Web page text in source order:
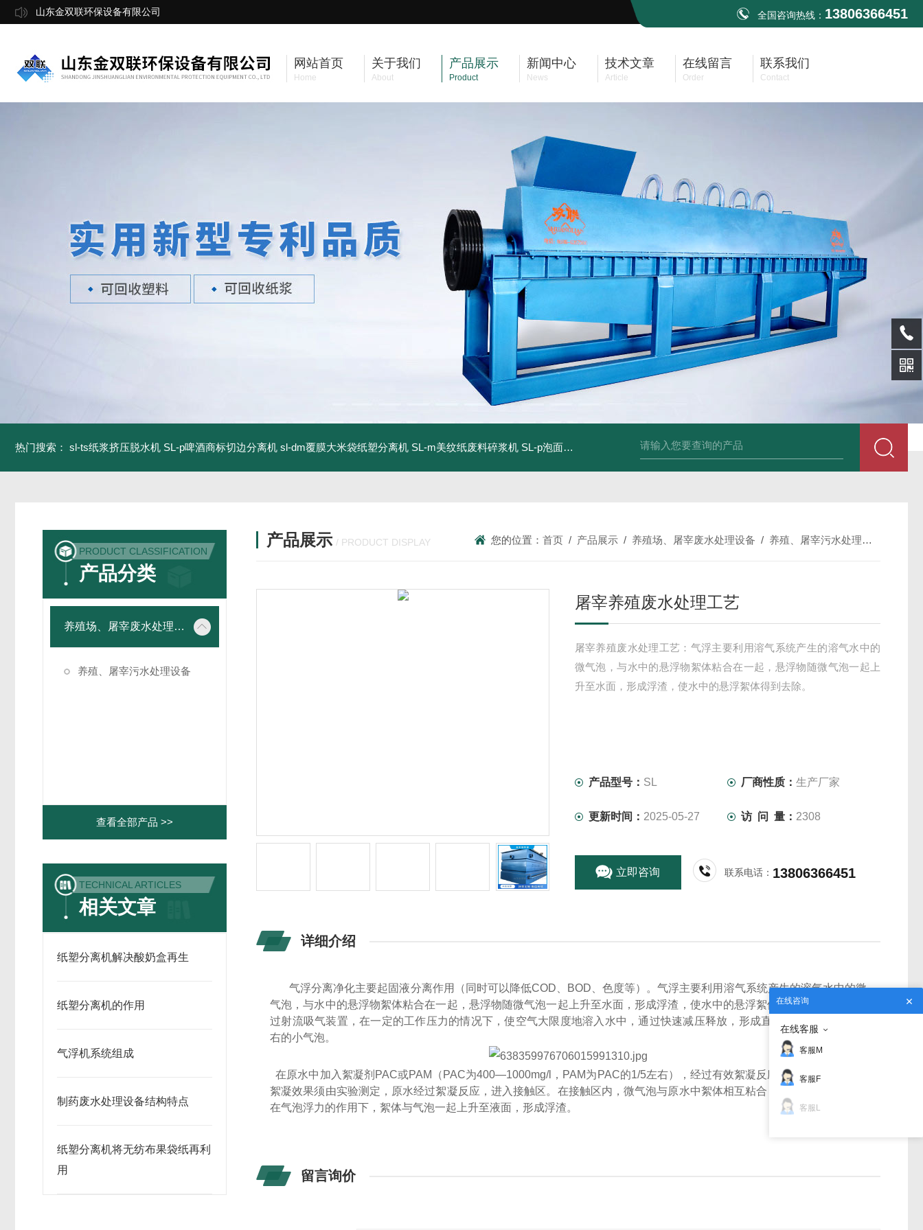
山东金双联环保设备有限公司 全国咨询热线： 13806366451
网站首页
Home
关于我们
About
产品展示
Product
新闻中心
News
技术文章
Article
在线留言
Order
联系我们
Contact
热门搜索： sl-ts纸浆挤压脱水机 SL-p啤酒商标切边分离机 sl-dm覆膜大米袋纸塑分离机 SL-m美纹纸废料碎浆机 SL-p泡面盖纸塑分离机 sl-d镀铝膜分离清洗机 SL-wl转鼓式纸浆浓缩机 SL-l离型纸碎浆机
PRODUCT CLASSIFICATION
产品分类
养殖场、屠宰废水处理设备
养殖、屠宰污水处理设备
查看全部产品 >>
TECHNICAL ARTICLES
相关文章
纸塑分离机解决酸奶盒再生
纸塑分离机的作用
气浮机系统组成
制药废水处理设备结构特点
纸塑分离机将无纺布果袋纸再利
用
产品展示 / PRODUCT DISPLAY 您的位置：首页 / 产品展示 / 养殖场、屠宰废水处理设备 / 养殖、屠宰污水处理设备
屠宰养殖废水处理工艺
屠宰养殖废水处理工艺：气浮主要利用溶气系统产生的溶气水中的
微气泡，与水中的悬浮物絮体粘合在一起，悬浮物随微气泡一起上
升至水面，形成浮渣，使水中的悬浮絮体得到去除。
产品型号： SL 厂商性质：生产厂家
更新时间： 2025-05-27 访 问 量： 2308
立即咨询 联系电话： 13806366451
详细介绍
气浮分离净化主要起固液分离作用（同时可以降低COD、BOD、色度等）。气浮主要利用溶气系统产生的溶气水中的微
气泡，与水中的悬浮物絮体粘合在一起，悬浮物随微气泡一起上升至水面，形成浮渣，使水中的悬浮絮体得到去除。清水经
过射流吸气装置，在一定的工作压力的情况下，使空气大限度地溶入水中，通过快速减压释放，形成直径在30um~50um左
右的小气泡。
在原水中加入絮凝剂PAC或PAM（PAC为400—1000mg/l，PAM为PAC的1/5左右），经过有效絮凝反应。其时间、药量和
絮凝效果须由实验测定，原水经过絮凝反应，进入接触区。在接触区内，微气泡与原水中絮体相互粘合，一起进入分离区，
在气泡浮力的作用下，絮体与气泡一起上升至液面，形成浮渣。
留言询价
在线咨询
在线客服
客服M
客服F
客服L